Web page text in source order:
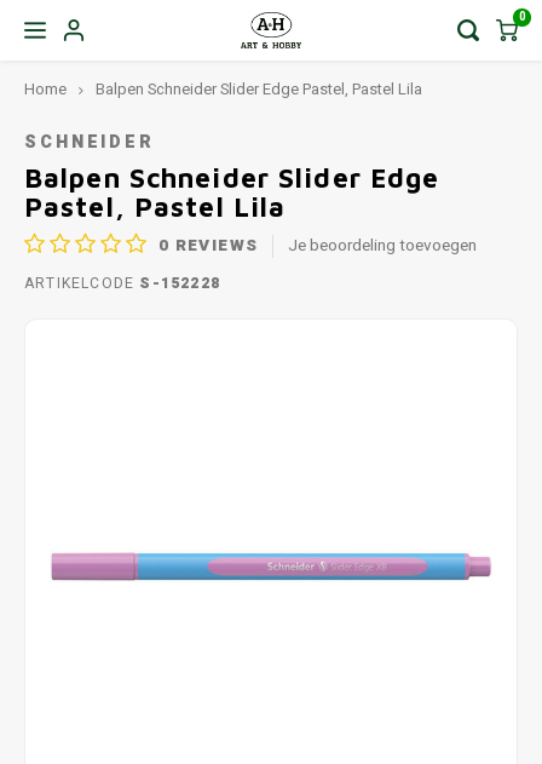
0
Home Balpen Schneider Slider Edge Pastel, Pastel Lila
SCHNEIDER
Balpen Schneider Slider Edge
Pastel, Pastel Lila
0 REVIEWS Je beoordeling toevoegen
ARTIKELCODE S-152228